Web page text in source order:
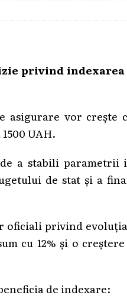
privind
vor crește
UAH.
a stabili parametrii
de stat și a
oficiali privind
cu 12% și o
de indexare: